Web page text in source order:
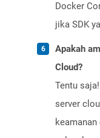
Docker
jika SDK
Apakah
Cloud?
Tentu
server